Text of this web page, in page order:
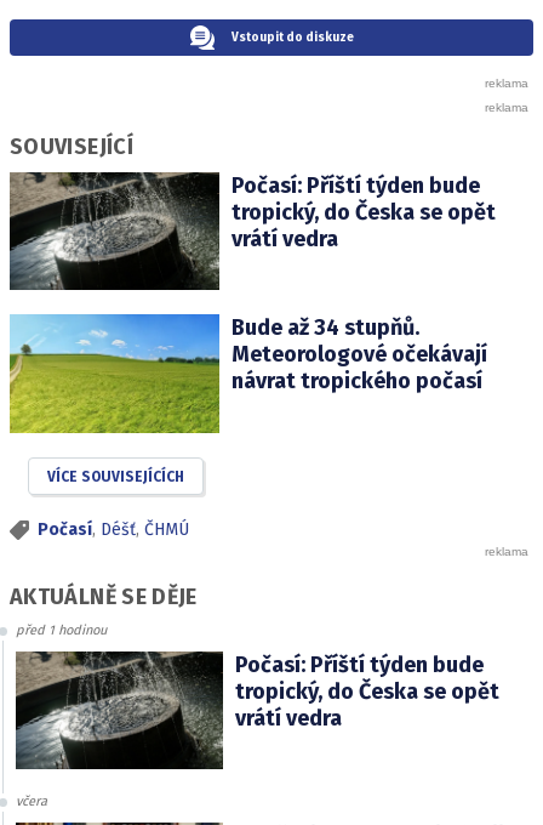
Vstoupit do diskuze
SOUVISEJÍCÍ
Počasí: Příští týden bude
tropický, do Česka se opět
vrátí vedra
Bude až 34 stupňů.
Meteorologové očekávají
návrat tropického počasí
VÍCE SOUVISEJÍCÍCH
Počasí, Déšť, ČHMÚ
AKTUÁLNĚ SE DĚJE
před 1 hodinou
Počasí: Příští týden bude
tropický, do Česka se opět
vrátí vedra
včera